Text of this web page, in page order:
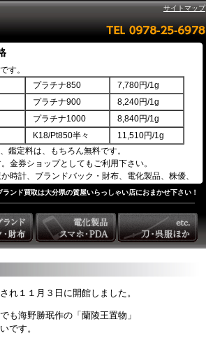
サイトマップ
す。
プラチナ850
7,780円/1g
プラチナ900
8,240円/1g
プラチナ1000
8,840円/1g
K18/Pt850半々
11,510円/1g
定料は、もちろん無料です。
金券ショップとしてもご利用下さい。
時計、ブランドバック・財布、電化製品、株優、
ンド買取は大分県の質屋いらっしゃい店におまかせ下さい！
れ１１月３日に開館しました。
も海野勝珉作の「蘭陵王置物」
です。